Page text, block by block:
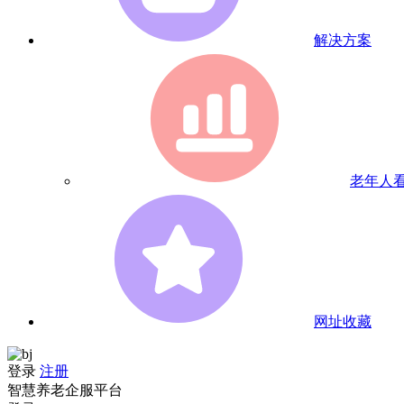
解决方案
老年人
网址收藏
登录 注册
智慧养老企服平台